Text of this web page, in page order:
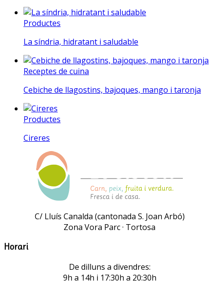
Productes
La síndria, hidratant i saludable
Receptes de cuina
Cebiche de llagostins, bajoques, mango i taronja
Productes
Cireres
C/ Lluís Canalda (cantonada S. Joan Arbó)
Zona Vora Parc · Tortosa
Horari
De dilluns a divendres:
9h a 14h i 17:30h a 20:30h